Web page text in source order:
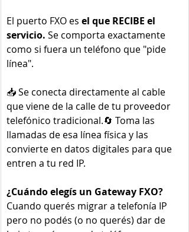
El puerto FXO es el que RECIBE el
servicio. Se comporta exactamente
como si fuera un teléfono que "pide
línea".
📥 Se conecta directamente al cable
que viene de la calle de tu proveedor
telefónico tradicional.🔄 Toma las
llamadas de esa línea física y las
convierte en datos digitales para que
entren a tu red IP.
¿Cuándo elegís un Gateway FXO?
Cuando querés migrar a telefonía IP
pero no podés (o no querés) dar de